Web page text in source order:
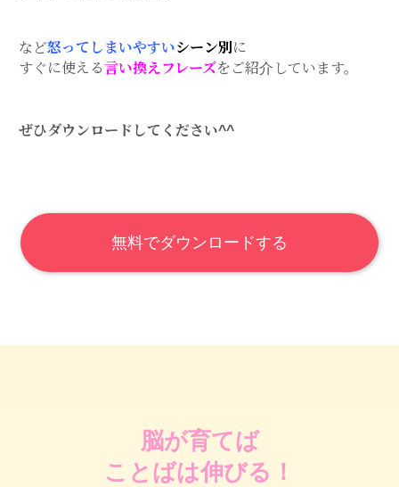
など怒ってしまいやすいシーン別 に
すぐに使える言い換えフレーズをご紹介しています。
ぜひダウンロードしてください^^
無料でダウンロードする
脳が育てば
ことばは伸びる！